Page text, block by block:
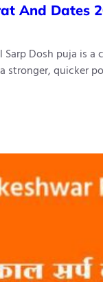
And Dates
Dosh puja is
stronger, quicker